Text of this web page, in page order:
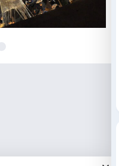
9.00-20.00, giovedì